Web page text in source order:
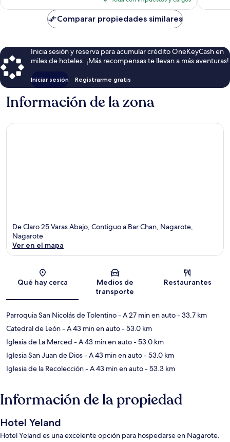
es
de
$63
Comparar propiedades similares
Inicia sesión y reserva para acumular crédito OneKeyCash en
miles de hoteles. ¡Más recompensas te llevan a más aventuras!
Iniciar sesión Registrarme gratis
Información de la zona
De Claro 25 Varas Abajo, Contiguo a Bar Chan, Nagarote,
Nagarote
Ver en el mapa
Qué hay cerca
Medios de
transporte
Restaurantes
Parroquia San Nicolás de Tolentino- A 27 min en auto- 33.7 km
Catedral de León- A 43 min en auto- 53.0 km
Iglesia de La Merced - A 43 min en auto- 53.0 km
Iglesia San Juan de Dios- A 43 min en auto- 53.0 km
Iglesia de la Recolección- A 43 min en auto- 53.3 km
Información de la propiedad
Hotel Yeland
Hotel Yeland es una excelente opción para hospedarse en Nagarote.